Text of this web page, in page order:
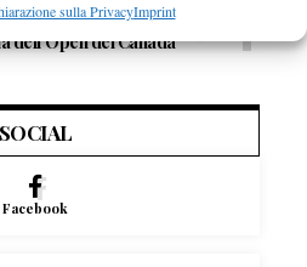
sulla PrivacyImprint
il tempo: a quasi 40 anni entra
dell’Open del Canada
SOCIAL
Facebook